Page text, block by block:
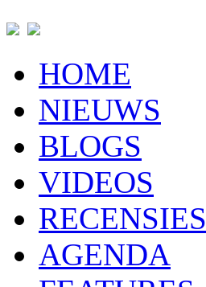
HOME
NIEUWS
BLOGS
VIDEOS
RECENSIES
AGENDA